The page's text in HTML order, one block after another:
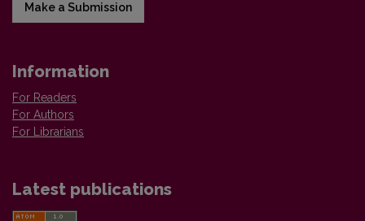
Make a Submission
Information
For Readers
For Authors
For Librarians
Latest publications